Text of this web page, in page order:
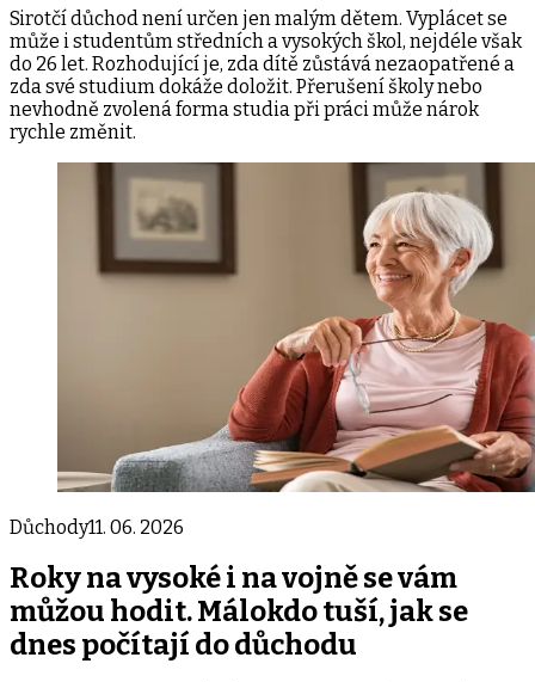
Sirotčí důchod není určen jen malým dětem. Vyplácet se
může i studentům středních a vysokých škol, nejdéle však
do 26 let. Rozhodující je, zda dítě zůstává nezaopatřené a
zda své studium dokáže doložit. Přerušení školy nebo
nevhodně zvolená forma studia při práci může nárok
rychle změnit.
Důchody11. 06. 2026
Roky na vysoké i na vojně se vám
můžou hodit. Málokdo tuší, jak se
dnes počítají do důchodu